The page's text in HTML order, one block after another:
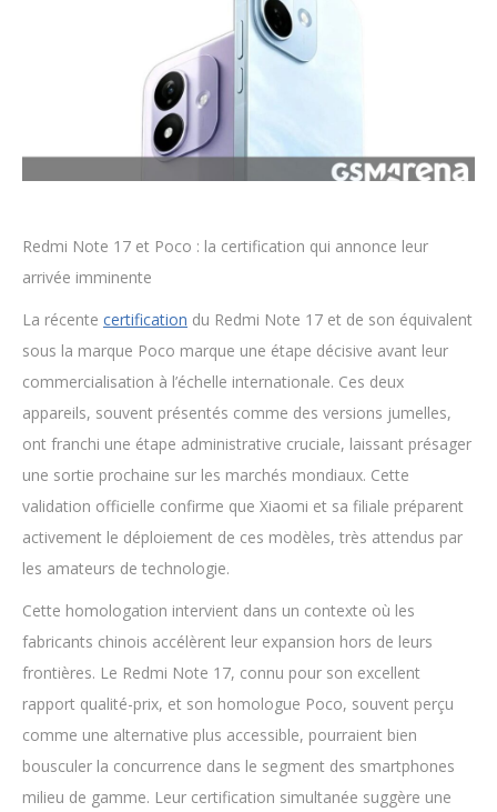
Redmi Note 17 et Poco : la certification qui annonce leur
arrivée imminente
La récente certification du Redmi Note 17 et de son équivalent
sous la marque Poco marque une étape décisive avant leur
commercialisation à l’échelle internationale. Ces deux
appareils, souvent présentés comme des versions jumelles,
ont franchi une étape administrative cruciale, laissant présager
une sortie prochaine sur les marchés mondiaux. Cette
validation officielle confirme que Xiaomi et sa filiale préparent
activement le déploiement de ces modèles, très attendus par
les amateurs de technologie.
Cette homologation intervient dans un contexte où les
fabricants chinois accélèrent leur expansion hors de leurs
frontières. Le Redmi Note 17, connu pour son excellent
rapport qualité-prix, et son homologue Poco, souvent perçu
comme une alternative plus accessible, pourraient bien
bousculer la concurrence dans le segment des smartphones
milieu de gamme. Leur certification simultanée suggère une